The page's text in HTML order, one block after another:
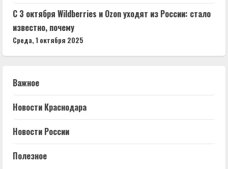
С 3 октября Wildberries и Ozon уходят из России: стало
известно, почему
Среда, 1 октября 2025
Важное
Новости Краснодара
Новости России
Полезное